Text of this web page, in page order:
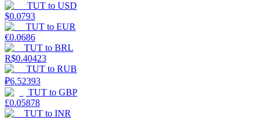
TUT to USD
$0.0793
TUT to EUR
€0.0686
TUT to BRL
R$0.40423
TUT to RUB
₽6.52393
TUT to GBP
£0.05878
TUT to INR